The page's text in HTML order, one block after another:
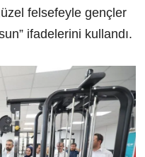
felsefeyle gençler
ifadelerini kullandı.